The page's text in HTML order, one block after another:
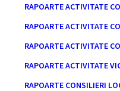
RAPOARTE ACTIVITATE
RAPOARTE ACTIVITATE
RAPOARTE ACTIVITATE
RAPOARTE ACTIVITATE
RAPOARTE CONSILIERI